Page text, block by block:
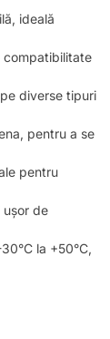
ideală
compatibilitate
diverse tipuri
pentru a se
pentru
de
la +50°C,